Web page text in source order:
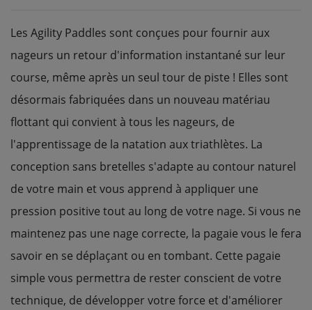
Les Agility Paddles sont conçues pour fournir aux
nageurs un retour d'information instantané sur leur
course, même après un seul tour de piste ! Elles sont
désormais fabriquées dans un nouveau matériau
flottant qui convient à tous les nageurs, de
l'apprentissage de la natation aux triathlètes. La
conception sans bretelles s'adapte au contour naturel
de votre main et vous apprend à appliquer une
pression positive tout au long de votre nage. Si vous ne
maintenez pas une nage correcte, la pagaie vous le fera
savoir en se déplaçant ou en tombant. Cette pagaie
simple vous permettra de rester conscient de votre
technique, de développer votre force et d'améliorer